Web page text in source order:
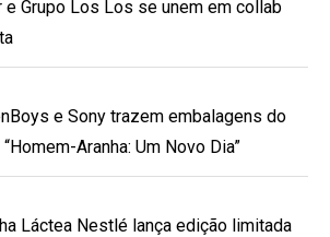
e Grupo Los Los se unem em collab
e Sony trazem embalagens do
Aranha: Um Novo Dia”
Láctea Nestlé lança edição limitada